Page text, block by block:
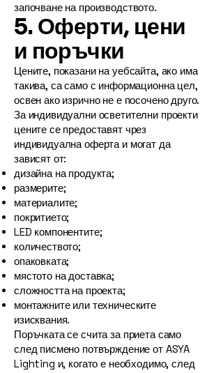
започване на производството.
5. Оферти, цени
и поръчки
Цените, показани на уебсайта, ако има
такива, са само с информационна цел,
освен ако изрично не е посочено друго.
За индивидуални осветителни проекти
цените се предоставят чрез
индивидуална оферта и могат да
зависят от:
дизайна на продукта;
размерите;
материалите;
покритието;
LED компонентите;
количеството;
опаковката;
мястото на доставка;
сложността на проекта;
монтажните или техническите
изисквания.
Поръчката се счита за приета само
след писмено потвърждение от ASYA
Lighting и, когато е необходимо, след